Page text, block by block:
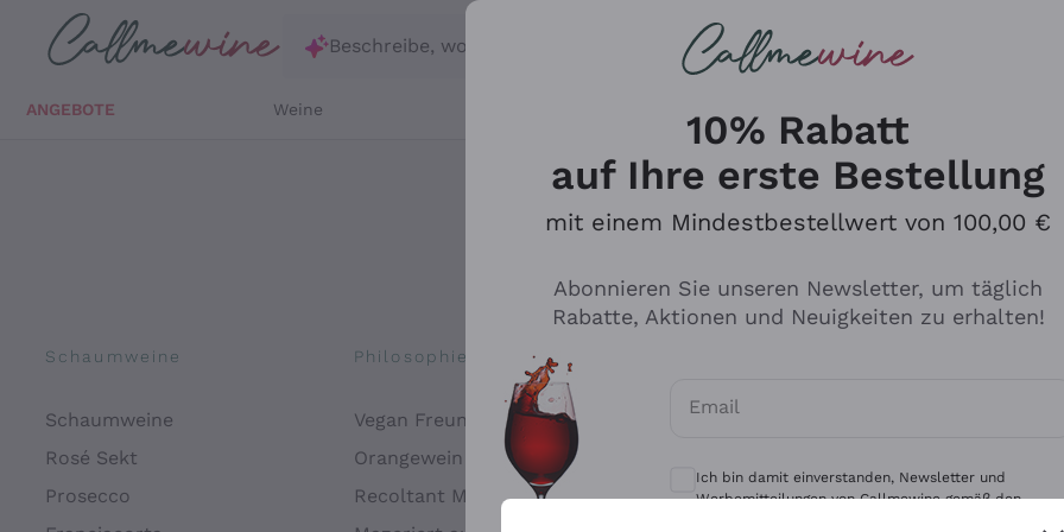
Zum Hauptinhalt springen
Beschreibe, wonach du suchst
ANGEBOTE Weine
Schaumweine
Schaumweine
Rosé Sekt
Prosecco
Philosophien
Vegan Freundlich
Orangewein
Recoltant Manipulant
Antinori
Ca' del Bosco
Gavi
10% Rabatt
auf Ihre erste Bestellung
mit einem Mindestbestellwert von 100,00 €
Abonnieren Sie unseren Newsletter, um täglich
Rabatte, Aktionen und Neuigkeiten zu erhalten!
Email
Optionale Einwilligungen zum Erhalt von
Ich bin damit einverstanden, Newsletter und
Werbemitteilungen von Callmewine gemäß den -